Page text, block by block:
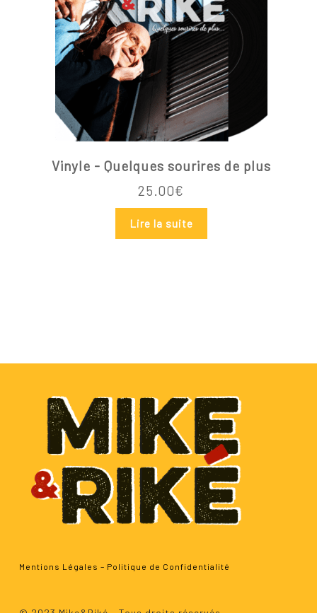
Vinyle - Quelques sourires de plus
25.00€
Lire la suite
Mentions Légales – Politique de Confidentialité